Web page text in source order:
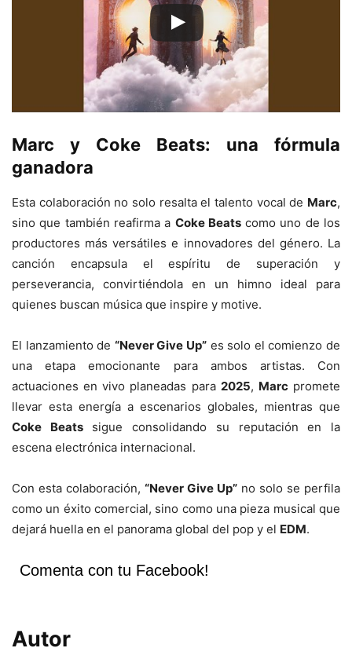
Marc y Coke Beats: una fórmula
ganadora
Esta colaboración no solo resalta el talento vocal de Marc,
sino que también reafirma a Coke Beatscomo uno de los
productores más versátiles e innovadores del género. La
canción encapsula el espíritu de superación y
perseverancia, convirtiéndola en un himno ideal para
quienes buscan música que inspire y motive.
El lanzamiento de “Never Give Up” es solo el comienzo de
una etapa emocionante para ambos artistas. Con
actuaciones en vivo planeadas para 2025, Marcpromete
llevar esta energía a escenarios globales, mientras que
Coke Beatssigue consolidando su reputación en la
escena electrónica internacional.
Con esta colaboración, “Never Give Up” no solo se perfila
como un éxito comercial, sino como una pieza musical que
dejará huella en el panorama global del pop y el EDM.
Comenta con tu Facebook!
Autor